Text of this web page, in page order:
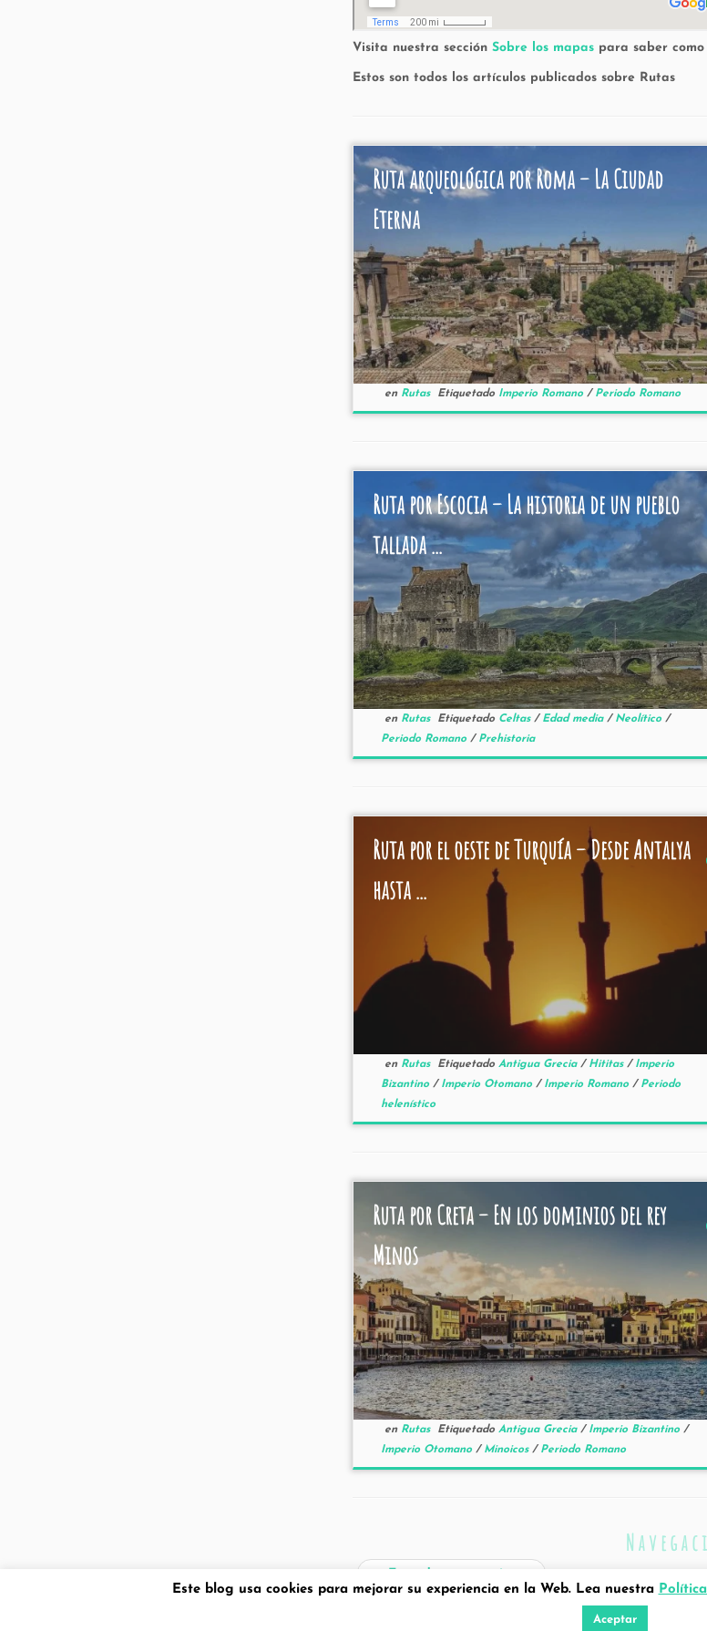
Visita nuestra sección Sobre los mapas para saber
Estos son todos los artículos publicados sobre Rutas
Ruta arqueológica por Roma – La Ciudad
Eterna
en Rutas Etiquetado Imperio Romano / Periodo Romano
Ruta por Escocia – La historia de un pueblo
tallada ...
en Rutas Etiquetado Celtas / Edad media / Neolítico /
Periodo Romano / Prehistoria
Ruta por el oeste de Turquía – Desde Antalya
hasta ...
en Rutas Etiquetado Antigua Grecia / Hititas / Imperio
Bizantino / Imperio Otomano / Imperio Romano / Periodo
helenístico
Ruta por Creta – En los dominios del rey
Minos
en Rutas Etiquetado Antigua Grecia / Imperio Bizantino /
Imperio Otomano / Minoicos / Periodo Romano
Este blog usa cookies para mejorar su experiencia en la Web. Lea nuestra
Aceptar